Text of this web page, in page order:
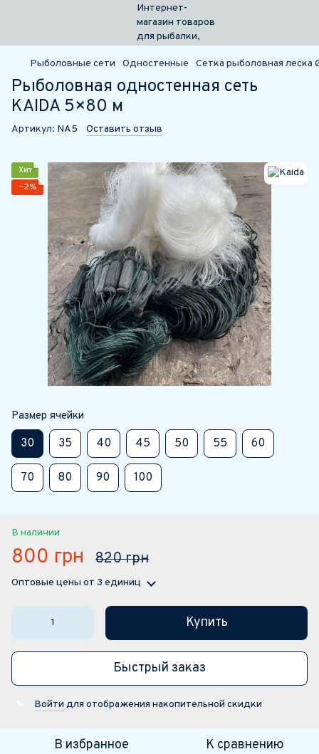
Рыболовные сети Одностенные Сетка рыболовная
Рыболовная одностенная сеть
KAIDA 5×80 м
Артикул: NА5 Оставить отзыв
Хит
−2%
Размер ячейки
30 35 40 45 50 55 60
70 80 90 100
В наличии
800 грн 820 грн
Оптовые цены от 3 единиц
Купить
Быстрый заказ
Войти для отображения накопительной скидки
В избранное К сравнению